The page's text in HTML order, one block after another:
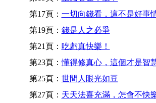
第17頁： 一切向錢看，這不是好事
第19頁： 錢是人之必爭
第21頁： 吃虧真快樂！
第23頁：懂得修真心，這個才是智
第25頁： 世間人眼光如豆
第27頁： 天天法喜充滿，怎會不快